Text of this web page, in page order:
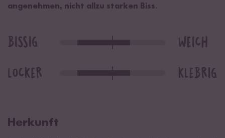
angenehmen, nicht allzu starken Biss.
Herkunft